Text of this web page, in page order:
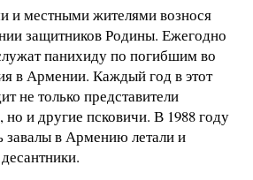
и местными жителями вознося
защитников Родины. Ежегодно
панихиду по погибшим во
в Армении. Каждый год в этот
не только представители
и другие псковичи. В 1988 году
завалы в Армению летали и